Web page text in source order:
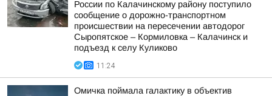
России по Калачинскому району поступило
сообщение о дорожно-транспортном
происшествии на пересечении автодорог
Сыропятское – Кормиловка – Калачинск и
подъезд к селу Куликово
11:24
Омичка поймала галактику в объектив